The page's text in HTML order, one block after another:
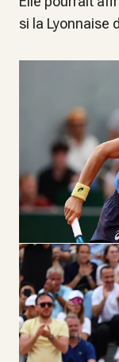
si la Lyonnaise